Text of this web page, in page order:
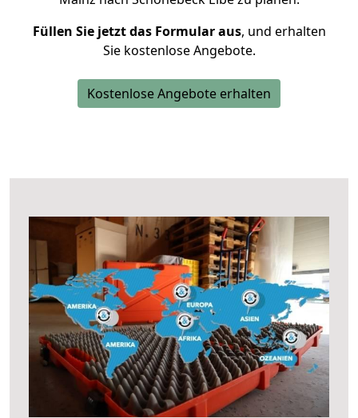
Füllen Sie jetzt das Formular aus, und erhalten
Sie kostenlose Angebote.
Kostenlose Angebote erhalten